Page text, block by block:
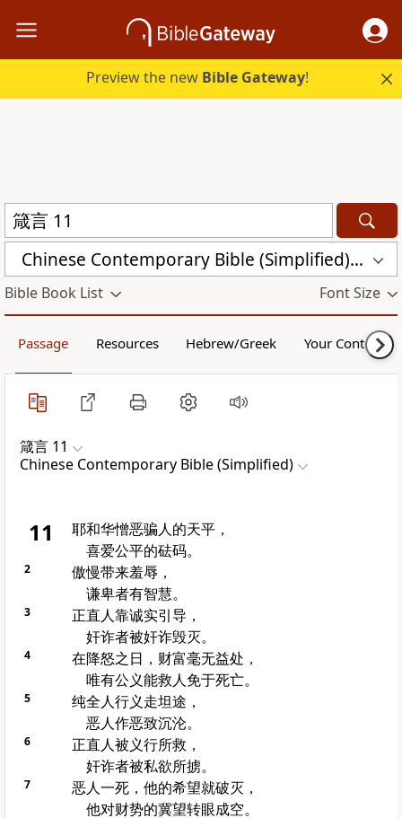
Preview the new Bible Gateway!
Chinese Contemporary Bible (Simplified) (CCB)
Bible Book List Font Size
Passage Resources Hebrew/Greek Your Content
箴言 11
Chinese Contemporary Bible (Simplified)
11
耶和华憎恶骗人的天平，
喜爱公平的砝码。
2
傲慢带来羞辱，
谦卑者有智慧。
3
正直人靠诚实引导，
奸诈者被奸诈毁灭。
4
在降怒之日，财富毫无益处，
唯有公义能救人免于死亡。
5
纯全人行义走坦途，
恶人作恶致沉沦。
6
正直人被义行所救，
奸诈者被私欲所掳。
7
恶人一死，他的希望就破灭，
他对财势的冀望转眼成空。